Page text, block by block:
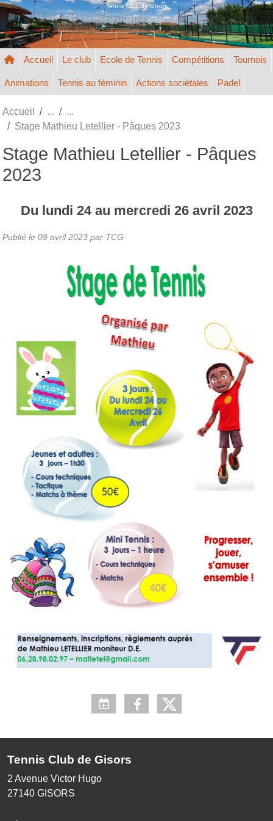
Tennis Club de Gisors
Accueil Le club Ecole de Tennis Compétitions Tournois
Animations Tennis au féminin Actions sociétales Padel
Accueil
Stage Mathieu Letellier - Pâques 2023
Stage Mathieu Letellier - Pâques
2023
Du lundi 24au mercredi 26 avril 2023
Publié le 09 avril 2023 par TCG
Tennis Club de Gisors
2 Avenue Victor Hugo
27140 GISORS
Panneau de gestion des cookies